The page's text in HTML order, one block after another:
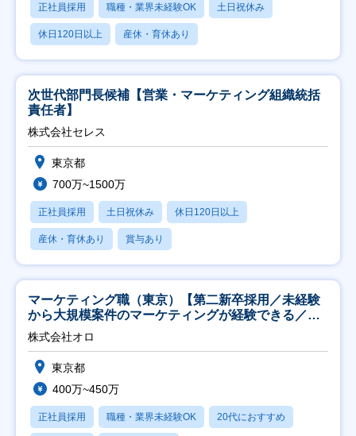
正社員採用 職種・業界未経験OK 土日祝休み
休日120日以上 産休・育休あり
次世代部門長候補【営業・マーケティング組織統括
責任者】
株式会社セレス
東京都
700万~1500万
正社員採用 土日祝休み 休日120日以上
産休・育休あり 賞与あり
マーケティング職（東京）【第二新卒採用／未経験
から大規模案件のマーケティングが経験できる／研
修充実】
株式会社オロ
東京都
400万~450万
正社員採用 職種・業界未経験OK 20代におすすめ